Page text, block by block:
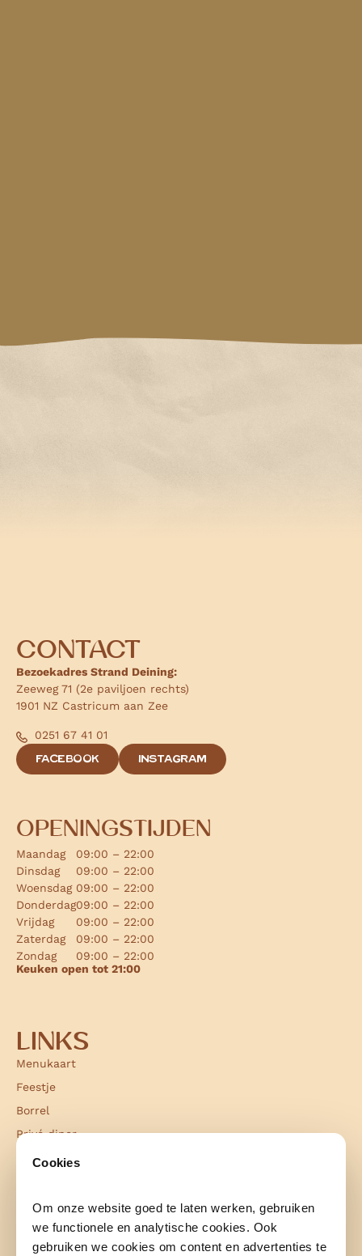
Cookies
Om onze website goed te laten werken, gebruiken
we functionele en analytische cookies. Ook
gebruiken we cookies om content en advertenties te
CONTACT
Bezoekadres Strand Deining:
Zeeweg 71 (2e paviljoen rechts)
1901 NZ Castricum aan Zee
0251 67 41 01
FACEBOOK INSTAGRAM
OPENINGSTIJDEN
Maandag
Dinsdag
Woensdag
Donderdag
Vrijdag
Zaterdag
Zondag
09:00 – 22:00
09:00 – 22:00
09:00 – 22:00
09:00 – 22:00
09:00 – 22:00
09:00 – 22:00
09:00 – 22:00
Keuken open tot 21:00
LINKS
Menukaart
Feestje
Borrel
Privé diner
Hightea & babyshower
Vergaderen
Bedrijfsfeest
Bedrijfsborrel